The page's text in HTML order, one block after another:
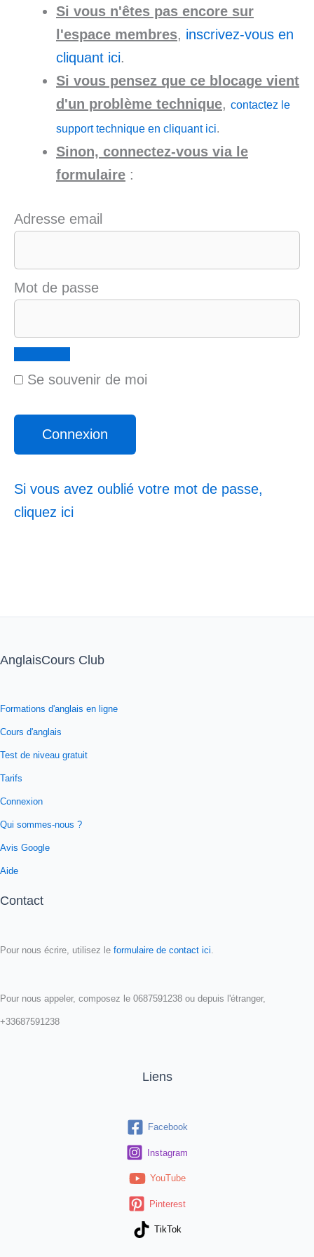
Si vous n'êtes pas encore sur
l'espace membres, inscrivez-vous en
cliquant ici.
Si vous pensez que ce blocage vient
d'un problème technique, contactez le
support technique en cliquant ici.
Sinon, connectez-vous via le
formulaire :
Adresse email
Mot de passe
Se souvenir de moi
Si vous avez oublié votre mot de passe,
cliquez ici
AnglaisCours Club
Formations d'anglais en ligne
Cours d'anglais
Test de niveau gratuit
Tarifs
Connexion
Qui sommes-nous ?
Avis Google
Aide
Contact
Pour nous écrire, utilisez le formulaire de contact ici
Pour nous appeler, composez le 0687591238 ou depuis l'étranger,
+33687591238
Liens
Facebook
Instagram
YouTube
Pinterest
TikTok